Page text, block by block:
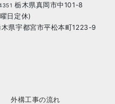
栃木県真岡市中101-8
日定休)
木県宇都宮市平松本町1223-9
外構工事の流れ